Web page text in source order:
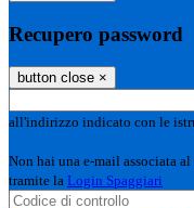
Recupero password
button close ×
all'indirizzo indicato con le
Non hai una e-mail associata
tramite la Login Spaggiari